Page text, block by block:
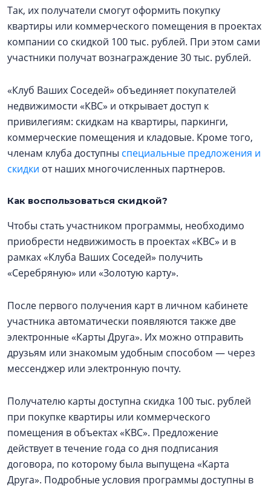
Так, их получатели смогут оформить покупку
квартиры или коммерческого помещения в проектах
компании со скидкой 100 тыс. рублей. При этом сами
участники получат вознаграждение 30 тыс. рублей.
«Клуб Ваших Соседей» объединяет покупателей
недвижимости «КВС» и открывает доступ к
привилегиям: скидкам на квартиры, паркинги,
коммерческие помещения и кладовые. Кроме того,
членам клуба доступны специальные предложения и
скидки от наших многочисленных партнеров.
Как воспользоваться скидкой?
Чтобы стать участником программы, необходимо
приобрести недвижимость в проектах «КВС» и в
рамках «Клуба Ваших Соседей» получить
«Серебряную» или «Золотую карту».
После первого получения карт в личном кабинете
участника автоматически появляются также две
электронные «Карты Друга». Их можно отправить
друзьям или знакомым удобным способом — через
мессенджер или электронную почту.
Получателю карты доступна скидка 100 тыс. рублей
при покупке квартиры или коммерческого
помещения в объектах «КВС». Предложение
действует в течение года со дня подписания
договора, по которому была выпущена «Карта
Друга». Подробные условия программы доступны в